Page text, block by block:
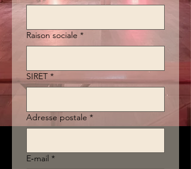
Raison sociale *
SIRET *
Adresse postale *
E‑mail *